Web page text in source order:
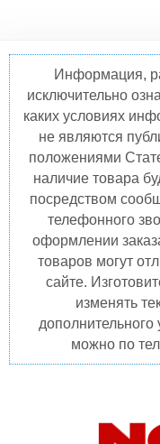
Информация,
исключительно
каких условиях
не являются
положениями
наличие товара
посредством
телефонного
оформлении
товаров могут
сайте.
изменять
можно по